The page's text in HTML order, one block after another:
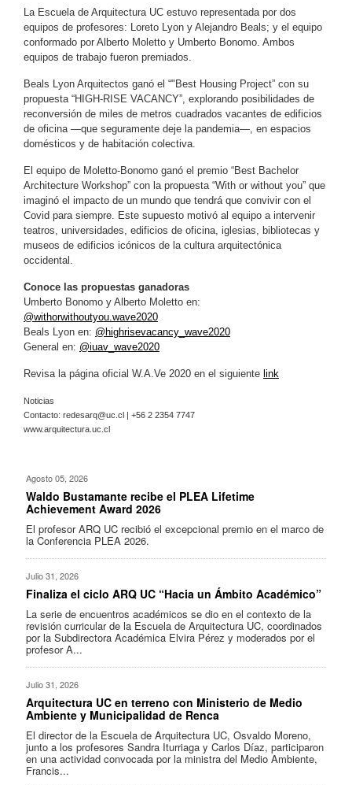
La Escuela de Arquitectura UC estuvo representada por dos
equipos de profesores: Loreto Lyon y Alejandro Beals; y el equipo
conformado por Alberto Moletto y Umberto Bonomo. Ambos
equipos de trabajo fueron premiados.
Beals Lyon Arquitectos ganó el “"Best Housing Project” con su
propuesta “HIGH-RISE VACANCY”, explorando posibilidades de
reconversión de miles de metros cuadrados vacantes de edificios
de oficina —que seguramente deje la pandemia—, en espacios
domésticos y de habitación colectiva.
El equipo de Moletto-Bonomo ganó el premio “Best Bachelor
Architecture Workshop” con la propuesta “With or without you” que
imaginó el impacto de un mundo que tendrá que convivir con el
Covid para siempre. Este supuesto motivó al equipo a intervenir
teatros, universidades, edificios de oficina, iglesias, bibliotecas y
museos de edificios icónicos de la cultura arquitectónica
occidental.
Conoce las propuestas ganadoras
Umberto Bonomo y Alberto Moletto en:
@withorwithoutyou.wave2020
Beals Lyon en: @highrisevacancy_wave2020
General en: @iuav_wave2020
Revisa la página oficial W.A.Ve 2020 en el siguiente link
Noticias
Contacto: redesarq@uc.cl | +56 2 2354 7747
www.arquitectura.uc.cl
Agosto 05, 2026
Waldo Bustamante recibe el PLEA Lifetime
Achievement Award 2026
El profesor ARQ UC recibió el excepcional premio en el marco de
la Conferencia PLEA 2026.
Julio 31, 2026
Finaliza el ciclo ARQ UC “Hacia un Ámbito Académico”
La serie de encuentros académicos se dio en el contexto de la
revisión curricular de la Escuela de Arquitectura UC, coordinados
por la Subdirectora Académica Elvira Pérez y moderados por el
profesor A...
Julio 31, 2026
Arquitectura UC en terreno con Ministerio de Medio
Ambiente y Municipalidad de Renca
El director de la Escuela de Arquitectura UC, Osvaldo Moreno,
junto a los profesores Sandra Iturriaga y Carlos Díaz, participaron
en una actividad convocada por la ministra del Medio Ambiente,
Francis...